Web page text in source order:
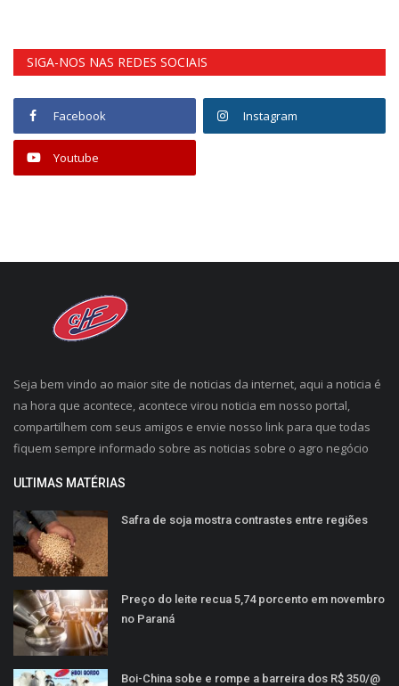
SIGA-NOS NAS REDES SOCIAIS
Facebook Instagram
Youtube
Seja bem vindo ao maior site de noticias da internet, aqui a noticia é
na hora que acontece, acontece virou noticia em nosso portal,
compartilhem com seus amigos e envie nosso link para que todas
fiquem sempre informado sobre as noticias sobre o agro negócio
ULTIMAS MATÉRIAS
Safra de soja mostra contrastes entre regiões
Preço do leite recua 5,74 porcento em novembro
no Paraná
Boi-China sobe e rompe a barreira dos R$ 350/@